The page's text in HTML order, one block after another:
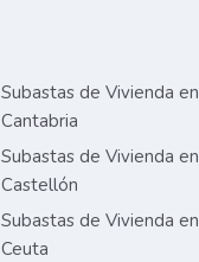
Subastas de Vivienda en
Cantabria
Subastas de Vivienda en
Castellón
Subastas de Vivienda en
Ceuta